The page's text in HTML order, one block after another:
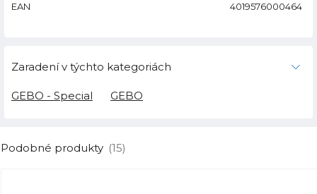
EAN 4019576000464
Zaradení v týchto kategoriách
GEBO - Special GEBO
Podobné produkty (15)